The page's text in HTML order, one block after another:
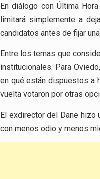
En diálogo con Última
limitará simplemente a
candidatos antes de fijar
Entre los temas que
institucionales. Para
en qué están dispuestos a
vuelta votaron por otras
El exdirector del Dane hizo
con menos odio y menos